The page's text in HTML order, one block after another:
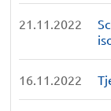
21.11.2022
16.11.2022